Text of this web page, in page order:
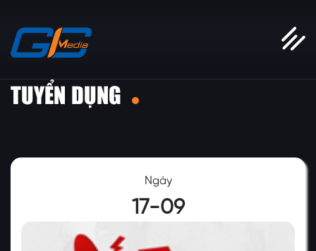
TUYỂN DỤNG
Ngày
17-09